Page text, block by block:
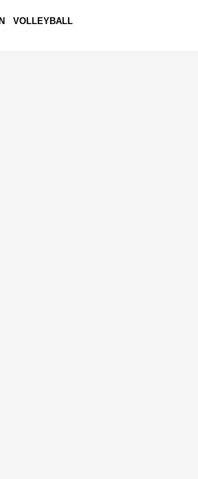
VOLLEYBALL